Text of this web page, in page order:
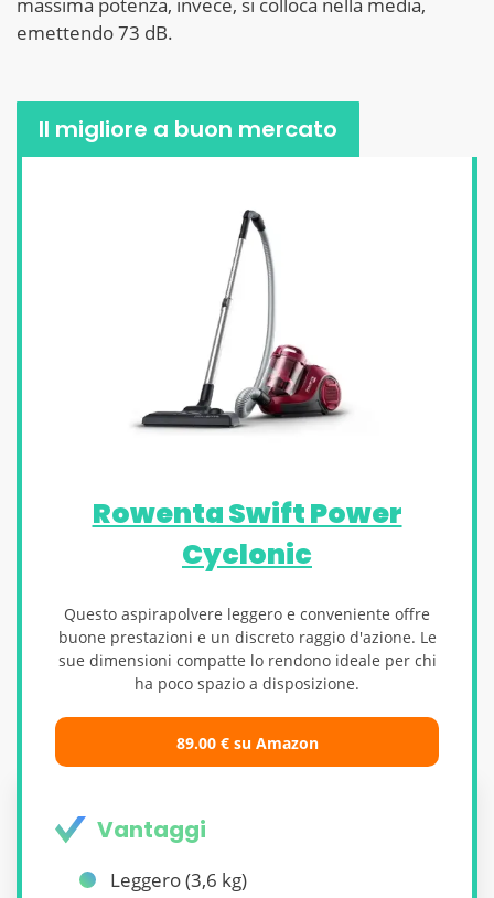
emettendo 73 dB.
Il migliore a buon mercato
Rowenta Swift Power
Cyclonic
Questo aspirapolvere leggero e conveniente offre
buone prestazioni e un discreto raggio d'azione. Le
sue dimensioni compatte lo rendono ideale per chi
ha poco spazio a disposizione.
89.00 € su Amazon
Vantaggi
Leggero (3,6 kg)